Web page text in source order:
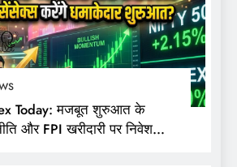
Today: मजबूत शुरुआत के
और FPI खरीदारी पर निवेशकों